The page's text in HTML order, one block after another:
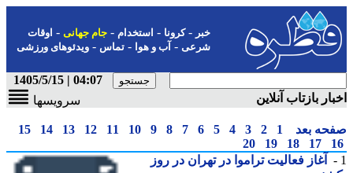
-کرونا-استخدام- جام جهانی-اوقات
شرعی-آب و هوا-تماس-ویدئوهای ورزشی
04:07 | 1405/5/15
بازتاب آنلاین
سرویسها
بعد 1
2
3
4
5
6
7
8
9
10
11
12
13
14
15
17
18
19
20
آغاز فعالیت تراموا در تهران در روز